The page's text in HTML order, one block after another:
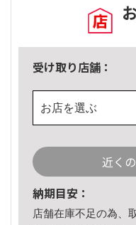
受け取り店舗：
お店を選ぶ
近く
納期目安：
店舗在庫不足の為、